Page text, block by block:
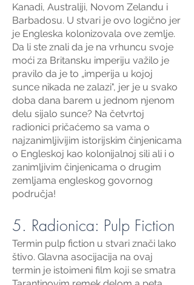
Kanadi, Australiji, Novom Zelandu i
Barbadosu. U stvari je ovo logično jer
je Engleska kolonizovala ove zemlje.
Da li ste znali da je na vrhuncu svoje
moći za Britansku imperiju važilo je
pravilo da je to „imperija u kojoj
sunce nikada ne zalazi", jer je u svako
doba dana barem u jednom njenom
delu sijalo sunce? Na četvrtoj
radionici pričaćemo sa vama o
najzanimljivijim istorijskim činjenicama
o Engleskoj kao kolonijalnoj sili ali i o
zanimljivim činjenicama o drugim
zemljama engleskog govornog
područja!
5. Radionica: Pulp Fiction
Termin pulp fiction u stvari znači lako
štivo. Glavna asocijacija na ovaj
termin je istoimeni film koji se smatra